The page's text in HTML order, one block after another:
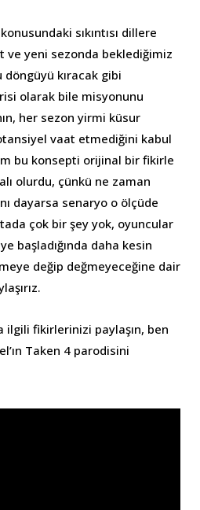
sıkıntısı dillere
ve yeni sezonda beklediğimiz
kıracak gibi
olarak bile misyonunu
her sezon yirmi küsur
vaat etmediğini kabul
bu konsepti orijinal bir fikirle
olurdu, çünkü ne zaman
dayarsa senaryo o ölçüde
çok bir şey yok, oyuncular
başladığında daha kesin
değip değmeyeceğine dair
ilgili fikirlerinizi paylaşın, ben
Taken 4 parodisini